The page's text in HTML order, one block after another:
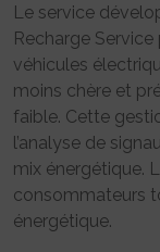
Le service
Recharge
véhicules
moins chère et
faible. Cette
l’analyse de
mix énergétique.
consommateurs
énergétique.